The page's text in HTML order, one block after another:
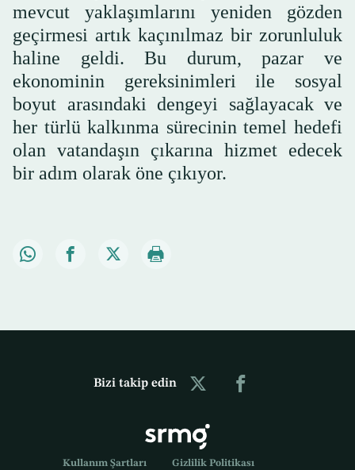
mevcut yaklaşımlarını yeniden gözden
geçirmesi artık kaçınılmaz bir zorunluluk
haline geldi. Bu durum, pazar ve
ekonominin gereksinimleri ile sosyal
boyut arasındaki dengeyi sağlayacak ve
her türlü kalkınma sürecinin temel hedefi
olan vatandaşın çıkarına hizmet edecek
bir adım olarak öne çıkıyor.
Bizi takip edin
Kullanım Şartları Gizlilik Politikası